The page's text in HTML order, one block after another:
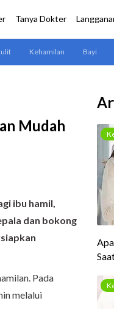
Mudah
ibu hamil,
dan bokong
Pada
melalui